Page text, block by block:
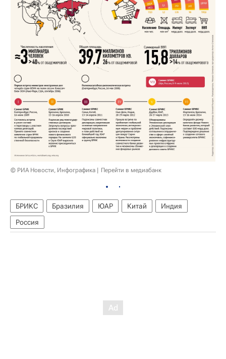
© РИА Новости, Инфографика Перейти в медиабанк
БРИКС Бразилия ЮАР Китай
Индия
Россия